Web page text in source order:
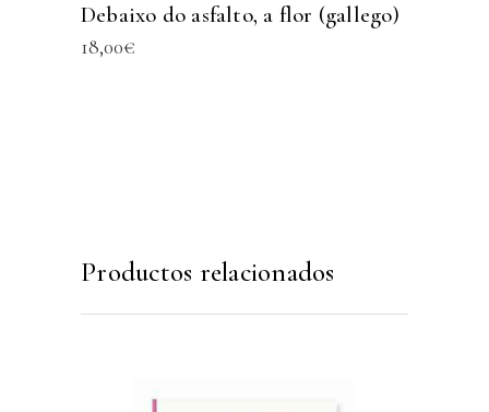
Debaixo do asfalto, a flor (gallego)
18,00€
Productos relacionados